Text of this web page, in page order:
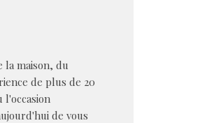
la maison, du
de plus de 20
l'occasion
de vous